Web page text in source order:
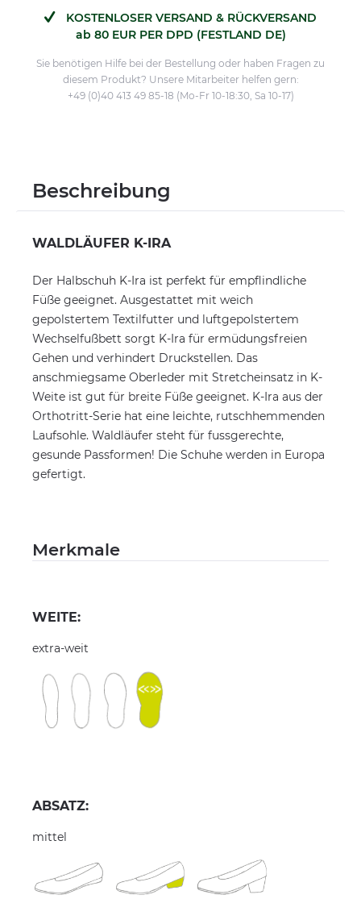
KOSTENLOSER VERSAND & RÜCKVERSAND
ab 80 EUR PER DPD (FESTLAND DE)
Sie benötigen Hilfe bei der Bestellung oder haben Fragen zu
diesem Produkt? Unsere Mitarbeiter helfen gern:
+49 (0)40 413 49 85-18 (Mo-Fr 10-18:30, Sa 10-17)
Beschreibung
WALDLÄUFER K-IRA
Der Halbschuh K-Ira ist perfekt für empflindliche
Füße geeignet. Ausgestattet mit weich
gepolstertem Textilfutter und luftgepolstertem
Wechselfußbett sorgt K-Ira für ermüdungsfreien
Gehen und verhindert Druckstellen. Das
anschmiegsame Oberleder mit Stretcheinsatz in K-
Weite ist gut für breite Füße geeignet. K-Ira aus der
Orthotritt-Serie hat eine leichte, rutschhemmenden
Laufsohle. Waldläufer steht für fussgerechte,
gesunde Passformen! Die Schuhe werden in Europa
gefertigt.
Merkmale
WEITE:
extra-weit
ABSATZ:
mittel